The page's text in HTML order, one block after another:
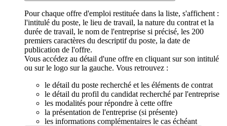
Pour chaque offre d'emploi restituée dans la liste, s'affichent :
l'intitulé du poste, le lieu de travail, la nature du contrat et la
durée de travail, le nom de l'entreprise si précisé, les 200
premiers caractères du descriptif du poste, la date de
publication de l'offre.
Vous accédez au détail d'une offre en cliquant sur son intitulé
ou sur le logo sur la gauche. Vous retrouvez :
le détail du poste recherché et les éléments de contrat
le détail du profil du candidat recherché par l'entreprise
les modalités pour répondre à cette offre
la présentation de l'entreprise (si présente)
les informations complémentaires le cas échéant